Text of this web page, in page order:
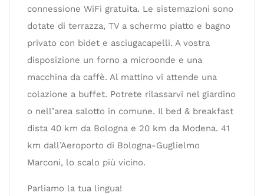
connessione WiFi gratuita. Le sistemazioni sono
dotate di terrazza, TV a schermo piatto e bagno
privato con bidet e asciugacapelli. A vostra
disposizione un forno a microonde e una
macchina da caffè. Al mattino vi attende una
colazione a buffet. Potrete rilassarvi nel giardino
o nell’area salotto in comune. Il bed & breakfast
dista 40 km da Bologna e 20 km da Modena. 41
km dall’Aeroporto di Bologna-Guglielmo
Marconi, lo scalo più vicino.
Parliamo la tua lingua!